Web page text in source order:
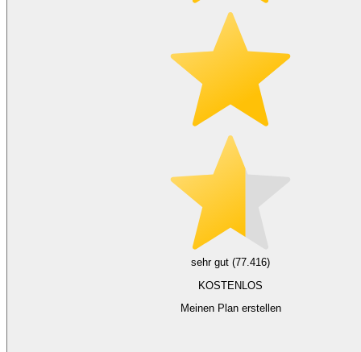
sehr gut (77.416)
KOSTENLOS
Meinen Plan erstellen